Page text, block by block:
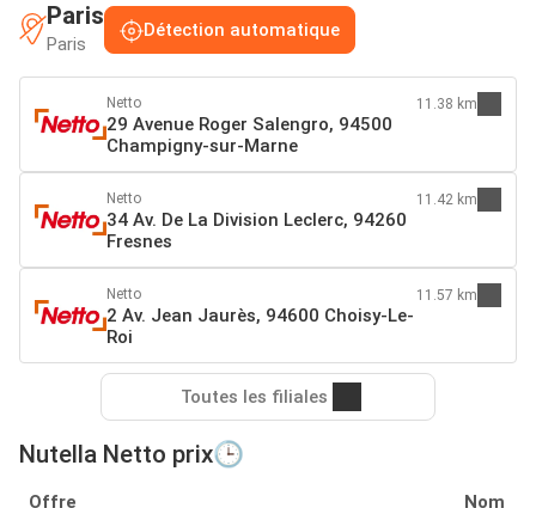
Paris
Paris
Détection automatique
Netto
29 Avenue Roger Salengro, 94500
Champigny-sur-Marne
11.38 km
Netto
34 Av. De La Division Leclerc, 94260
Fresnes
11.42 km
Netto
2 Av. Jean Jaurès, 94600 Choisy-Le-
Roi
11.57 km
Toutes les filiales
Nutella Netto prix🕒
Offre Nom